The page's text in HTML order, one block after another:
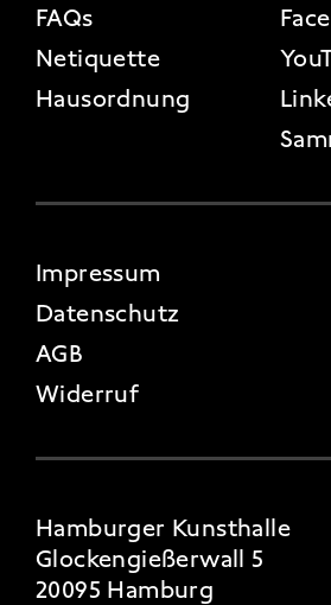
FAQs
Netiquette
Hausordnung
FOOTER 4
Impressum
Datenschutz
AGB
Widerruf
Hamburger Kunsthalle
Glockengießerwall 5
20095 Hamburg